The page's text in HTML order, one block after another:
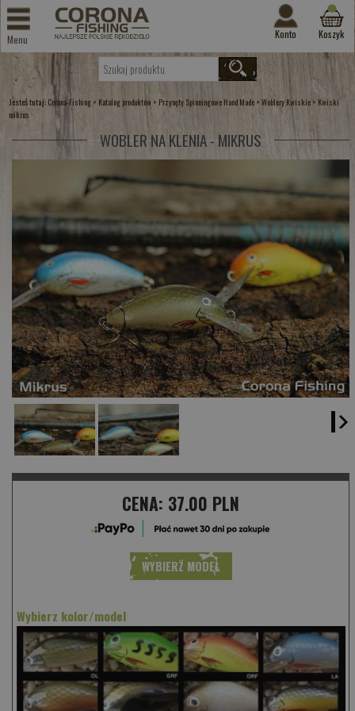
Menu Konto Koszyk
Jesteś tutaj: Corona-Fishing > Katalog produktów > Przynęty Spinningowe Hand Made >Woblery Kwiskie > Kwiski
mikrus
WOBLER NA KLENIA - MIKRUS
CENA: 37.00 PLN
WYBIERZ MODEL
Wybierz kolor/model